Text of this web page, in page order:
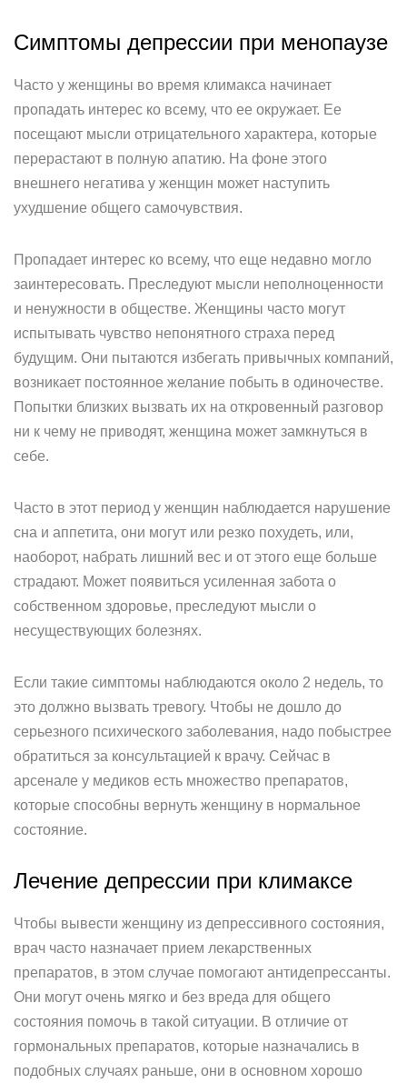
Симптомы депрессии при менопаузе
Часто у женщины во время климакса начинает
пропадать интерес ко всему, что ее окружает. Ее
посещают мысли отрицательного характера, которые
перерастают в полную апатию. На фоне этого
внешнего негатива у женщин может наступить
ухудшение общего самочувствия.
Пропадает интерес ко всему, что еще недавно могло
заинтересовать. Преследуют мысли неполноценности
и ненужности в обществе. Женщины часто могут
испытывать чувство непонятного страха перед
будущим. Они пытаются избегать привычных компаний,
возникает постоянное желание побыть в одиночестве.
Попытки близких вызвать их на откровенный разговор
ни к чему не приводят, женщина может замкнуться в
себе.
Часто в этот период у женщин наблюдается нарушение
сна и аппетита, они могут или резко похудеть, или,
наоборот, набрать лишний вес и от этого еще больше
страдают. Может появиться усиленная забота о
собственном здоровье, преследуют мысли о
несуществующих болезнях.
Если такие симптомы наблюдаются около 2 недель, то
это должно вызвать тревогу. Чтобы не дошло до
серьезного психического заболевания, надо побыстрее
обратиться за консультацией к врачу. Сейчас в
арсенале у медиков есть множество препаратов,
которые способны вернуть женщину в нормальное
состояние.
Лечение депрессии при климаксе
Чтобы вывести женщину из депрессивного состояния,
врач часто назначает прием лекарственных
препаратов, в этом случае помогают антидепрессанты.
Они могут очень мягко и без вреда для общего
состояния помочь в такой ситуации. В отличие от
гормональных препаратов, которые назначались в
подобных случаях раньше, они в основном хорошо